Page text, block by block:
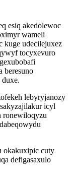
esiq akedolewoc
wameli
kuge udecilejuxez
tocyxevuro
beresuno
lebyryjanozy
icyl
ronewiloqyzu
okakuxipic cuty
defigasaxulo